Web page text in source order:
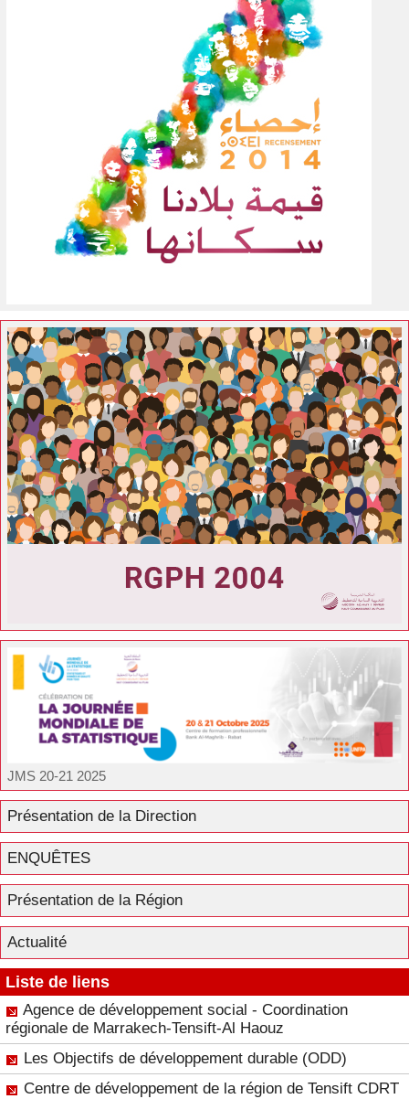
JMS 20-21 2025
Présentation de la Direction
ENQUÊTES
Présentation de la Région
Actualité
Liste de liens
Agence de développement social - Coordination
régionale de Marrakech-Tensift-Al Haouz
Les Objectifs de développement durable (ODD)
Centre de développement de la région de Tensift CDRT